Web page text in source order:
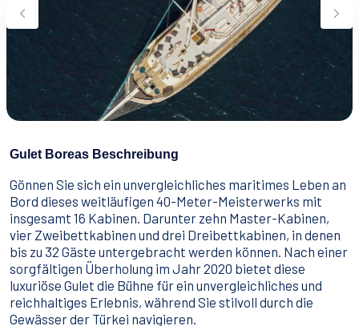
Essen & Trinken
Wie man bucht
Geschäftsbedingungen
Kontakt
Gulet Boreas Beschreibung
Gönnen Sie sich ein unvergleichliches maritimes Leben an
Bord dieses weitläufigen 40-Meter-Meisterwerks mit
insgesamt 16 Kabinen. Darunter zehn Master-Kabinen,
vier Zweibettkabinen und drei Dreibettkabinen, in denen
bis zu 32 Gäste untergebracht werden können. Nach einer
sorgfältigen Überholung im Jahr 2020 bietet diese
luxuriöse Gulet die Bühne für ein unvergleichliches und
reichhaltiges Erlebnis, während Sie stilvoll durch die
Gewässer der Türkei navigieren.